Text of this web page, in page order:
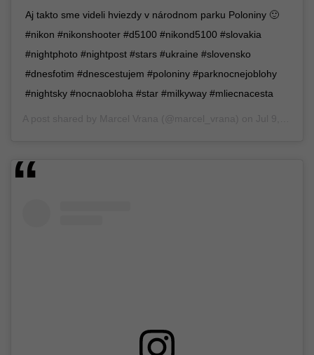
Aj takto sme videli hviezdy v národnom parku Poloniny 🙂
#nikon #nikonshooter #d5100 #nikond5100 #slovakia
#nightphoto #nightpost #stars #ukraine #slovensko
#dnesfotim #dnescestujem #poloniny #parknocnejoblohy
#nightsky #nocnaobloha #star #milkyway #mliecnacesta